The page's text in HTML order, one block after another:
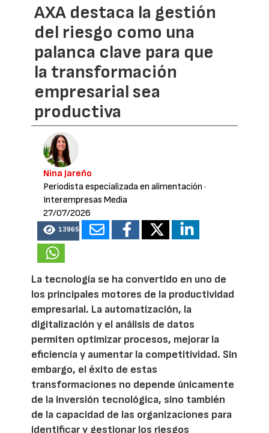
AXA destaca la gestión
del riesgo como una
palanca clave para que
la transformación
empresarial sea
productiva
Nina Jareño
Periodista especializada en alimentación ·
Interempresas Media
27/07/2026
13965
La tecnología se ha convertido en uno de
los principales motores de la productividad
empresarial. La automatización, la
digitalización y el análisis de datos
permiten optimizar procesos, mejorar la
eficiencia y aumentar la competitividad. Sin
embargo, el éxito de estas
transformaciones no depende únicamente
de la inversión tecnológica, sino también
de la capacidad de las organizaciones para
identificar y gestionar los riesgos